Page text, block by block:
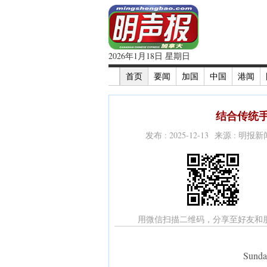
2026年1月18日 星期日
首页
要闻 加国 中国 港闻
结合传统
发布 : 2025-12-13 来源 : 明报新
用微信扫描二维码，分享至好友和